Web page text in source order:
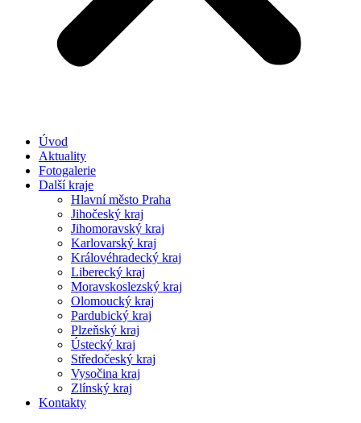
Úvod
Aktuality
Fotogalerie
Další kraje
Hlavní město Praha
Jihočeský kraj
Jihomoravský kraj
Karlovarský kraj
Královéhradecký kraj
Liberecký kraj
Moravskoslezský kraj
Olomoucký kraj
Pardubický kraj
Plzeňský kraj
Ústecký kraj
Středočeský kraj
Vysočina kraj
Zlínský kraj
Kontakty